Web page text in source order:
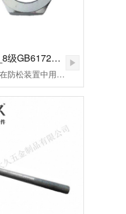
高强度螺母_8级GB6172镀锌薄螺母
高强度薄螺母在防松装置中用作副螺母，起锁紧作用，或用于螺纹连接副主要承受剪切力的地方。用高强度钢制造的，或者需要施以较大预紧力的螺母，皆可称为高强度螺母。高强度螺母多用于桥梁、钢轨、高压及超高压设备的连接。这种螺母的断裂多为脆性断裂。应用于超高压设备上的高强度螺母，为了保证容器的密封，需要施以较大的预应力。当今大飞机、大型发电设备、汽车、高速火车、大型船舶、大型成套设备等为代表的先进制造已将进入重要的发展方向。由此，紧固件将进入重要的发展阶段。高强度薄螺母用于重要机械的连接，反复的拆装或各式的安装扭矩法对高强度薄螺母要求极高。因此，对其表面状况及螺纹精度的好坏，将直接影响主机的使用寿命及安全。为了改善摩擦系数，避免在使用过程中出现锈蚀、咬死或卡住，技术要求规定其表面应进行镍磷镀处理。镀层厚度保证在0.02～0.03mm范围内，镀层均匀，致密、无针孔等。